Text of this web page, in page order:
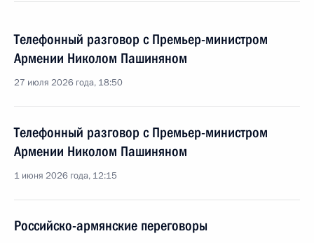
Телефонный разговор с Премьер-министром
Армении Николом Пашиняном
27 июля 2026 года, 18:50
Телефонный разговор с Премьер-министром
Армении Николом Пашиняном
1 июня 2026 года, 12:15
Российско-армянские переговоры